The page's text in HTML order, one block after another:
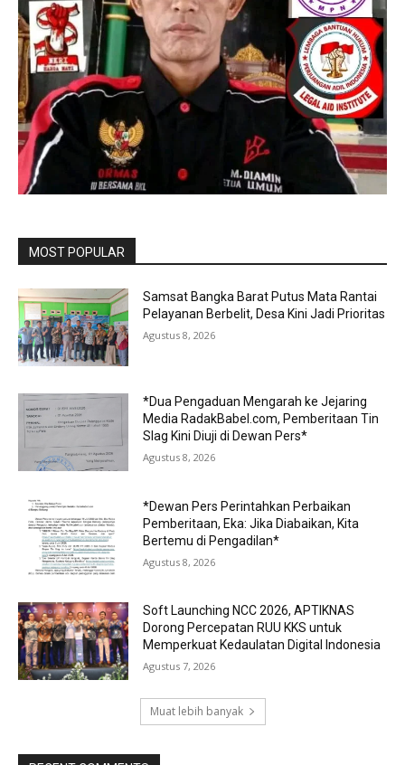
MOST POPULAR
Samsat Bangka Barat Putus Mata Rantai
Pelayanan Berbelit, Desa Kini Jadi Prioritas
Agustus 8, 2026
*Dua Pengaduan Mengarah ke Jejaring
Media RadakBabel.com, Pemberitaan Tin
Slag Kini Diuji di Dewan Pers*
Agustus 8, 2026
*Dewan Pers Perintahkan Perbaikan
Pemberitaan, Eka: Jika Diabaikan, Kita
Bertemu di Pengadilan*
Agustus 8, 2026
Soft Launching NCC 2026, APTIKNAS
Dorong Percepatan RUU KKS untuk
Memperkuat Kedaulatan Digital Indonesia
Agustus 7, 2026
Muat lebih banyak